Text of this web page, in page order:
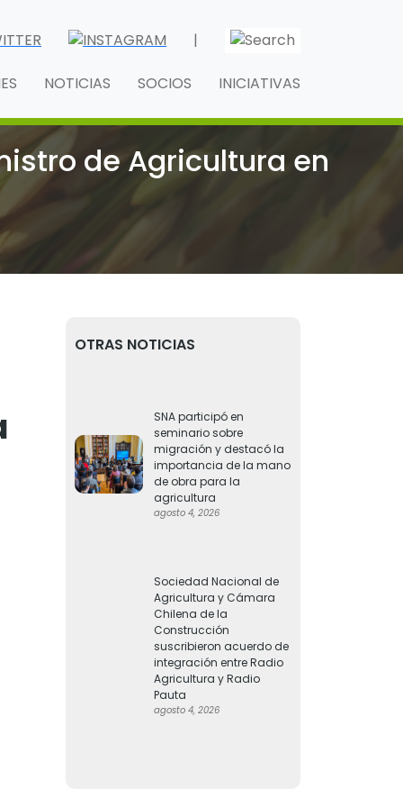
|
NOTICIAS SOCIOS INICIATIVAS
de Agricultura en
OTRAS NOTICIAS
SNA participó en
seminario sobre
migración y destacó la
importancia de la mano
de obra para la
agricultura
agosto 4, 2026
Sociedad Nacional de
Agricultura y Cámara
Chilena de la
Construcción
suscribieron acuerdo de
integración entre Radio
Agricultura y Radio
Pauta
agosto 4, 2026